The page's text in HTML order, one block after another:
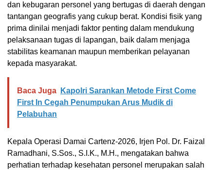
dan kebugaran personel yang bertugas di daerah dengan
tantangan geografis yang cukup berat. Kondisi fisik yang
prima dinilai menjadi faktor penting dalam mendukung
pelaksanaan tugas di lapangan, baik dalam menjaga
stabilitas keamanan maupun memberikan pelayanan
kepada masyarakat.
Baca Juga
Kapolri Sarankan Metode First Come
First In Cegah Penumpukan Arus Mudik di
Pelabuhan
Kepala Operasi Damai Cartenz-2026, Irjen Pol. Dr. Faizal
Ramadhani, S.Sos., S.I.K., M.H., mengatakan bahwa
perhatian terhadap kesehatan personel merupakan salah